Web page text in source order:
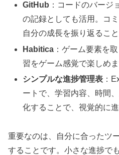
GitHub ：コードのバージ
の記録としても活用。コ
自分の成長を振り返ること
Habitica ：ゲーム要素を
習をゲーム感覚で楽しめま
シンプルな進捗管理表 ：
ートで、学習内容、時間
化することで、視覚的に
重要なのは、自分に合ったツ
することです。小さな進捗で